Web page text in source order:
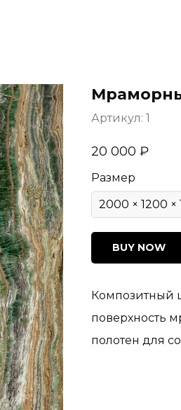
Артикул: 1
20 000 ₽
Размер
BUY NOW
Композитный
поверхность
полотен для